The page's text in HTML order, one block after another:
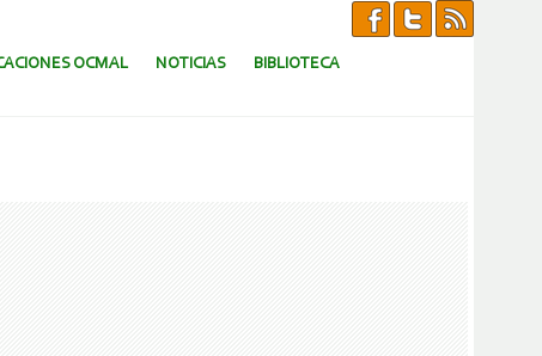
OCMAL NOTICIAS BIBLIOTECA